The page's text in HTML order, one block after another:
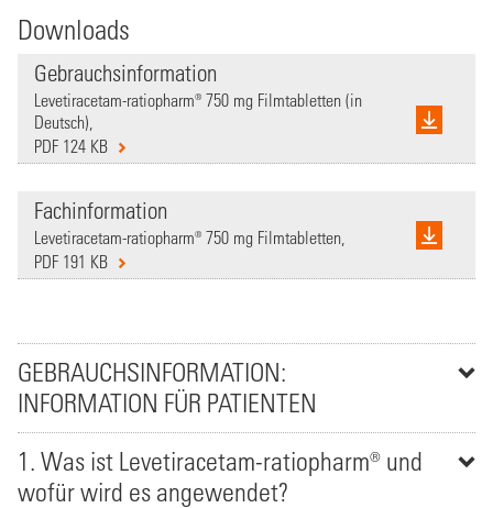
Downloads
Gebrauchsinformation
Levetiracetam-ratiopharm® 750 mg Filmtabletten (in
Deutsch),
PDF 124 KB
Fachinformation
Levetiracetam-ratiopharm® 750 mg Filmtabletten,
PDF 191 KB
GEBRAUCHSINFORMATION:
INFORMATION FÜR PATIENTEN
1. Was ist Levetiracetam-ratiopharm® und
wofür wird es angewendet?